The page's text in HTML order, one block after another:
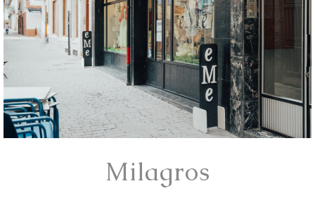
Milagros